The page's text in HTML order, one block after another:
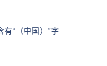
“（中国）”字